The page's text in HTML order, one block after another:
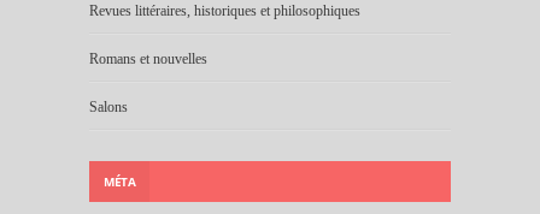
Revues littéraires, historiques et philosophiques
Romans et nouvelles
Salons
MÉTA